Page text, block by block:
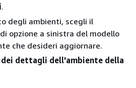
.
degli ambienti, scegli il
opzione a sinistra del modello
che desideri aggiornare.
dei dettagli dell'ambiente della